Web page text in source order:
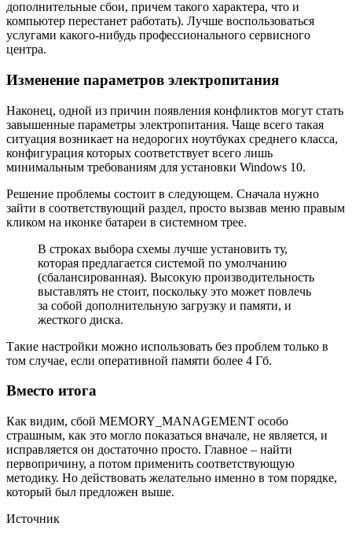
дополнительные сбои, причем такого характера, что и
компьютер перестанет работать). Лучше воспользоваться
услугами какого-нибудь профессионального сервисного
центра.
Изменение параметров электропитания
Наконец, одной из причин появления конфликтов могут стать
завышенные параметры электропитания. Чаще всего такая
ситуация возникает на недорогих ноутбуках среднего класса,
конфигурация которых соответствует всего лишь
минимальным требованиям для установки Windows 10.
Решение проблемы состоит в следующем. Сначала нужно
зайти в соответствующий раздел, просто вызвав меню правым
кликом на иконке батареи в системном трее.
В строках выбора схемы лучше установить ту,
которая предлагается системой по умолчанию
(сбалансированная). Высокую производительность
выставлять не стоит, поскольку это может повлечь
за собой дополнительную загрузку и памяти, и
жесткого диска.
Такие настройки можно использовать без проблем только в
том случае, если оперативной памяти более 4 Гб.
Вместо итога
Как видим, сбой MEMORY_MANAGEMENT особо
страшным, как это могло показаться вначале, не является, и
исправляется он достаточно просто. Главное – найти
первопричину, а потом применить соответствующую
методику. Но действовать желательно именно в том порядке,
который был предложен выше.
Источник